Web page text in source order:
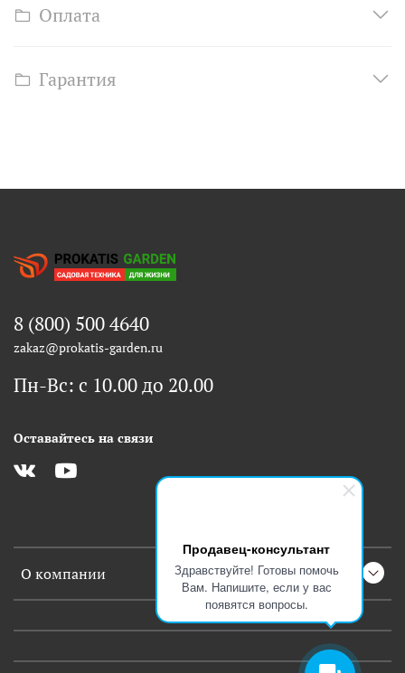
Продавец-консультант
Здравствуйте! Готовы помочь
Вам. Напишите, если у вас
появятся вопросы.
Оплата
Гарантия
О компании
8 (800) 500 4640
zakaz@prokatis-garden.ru
Пн-Вс: с 10.00 до 20.00
Оставайтесь на связи